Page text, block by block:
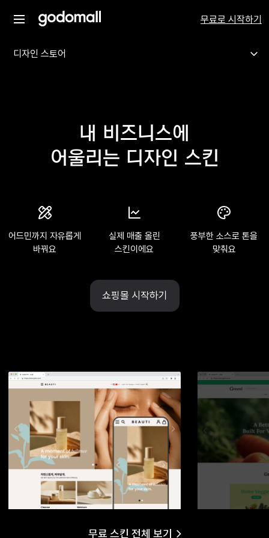
무료로 시작하기
디자인 스토어